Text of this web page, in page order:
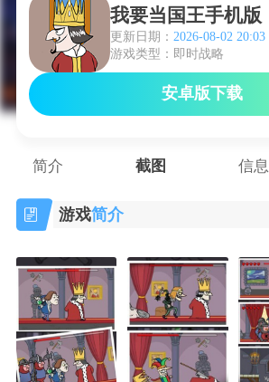
我要当国王手机版
更新日期： 2026-08-02 20:03
游戏类型：即时战略
安卓版下载
简介 截图 信息
游戏简介